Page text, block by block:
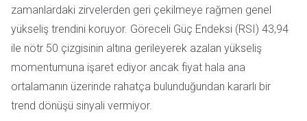
zamanlardaki zirvelerden geri çekilmeye rağmen genel
yükseliş trendini koruyor. Göreceli Güç Endeksi (RSI) 43,94
ile nötr 50 çizgisinin altına gerileyerek azalan yükseliş
momentumuna işaret ediyor ancak fiyat hala ana
ortalamanın üzerinde rahatça bulunduğundan kararlı bir
trend dönüşü sinyali vermiyor.